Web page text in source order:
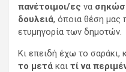
πανέτοιμοι/ες να
δουλειά, όποια θέση μας
ετυμηγορία των δημοτών.
Κι επειδή έχω το σαράκι,
το μετά και τί να